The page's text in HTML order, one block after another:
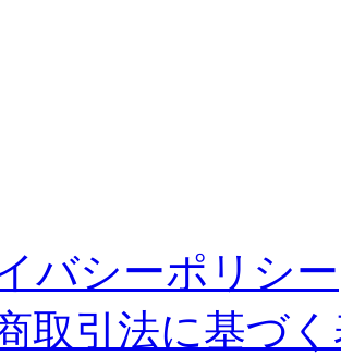
バシーポリシー
取引法に基づ